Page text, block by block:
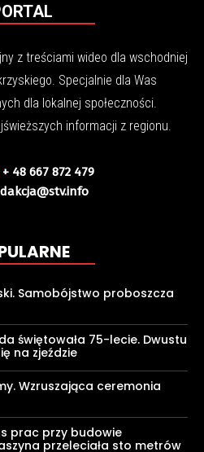
z treściami wideo dla wschodniej
Specjalnie dla Was
dla lokalnej społeczności.
informacji z regionu.
+ 48 667 872 479
Samobójstwo proboszcza
świętowała 75-lecie. Dwustu
na zjeździe
Wzruszająca ceremonia
prac przy budowie
przeleciała sto metrów